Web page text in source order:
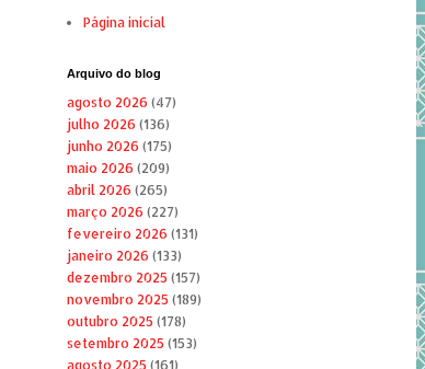
Página inicial
Arquivo do blog
agosto 2026 (47)
julho 2026 (136)
junho 2026 (175)
maio 2026 (209)
abril 2026 (265)
março 2026 (227)
fevereiro 2026 (131)
janeiro 2026 (133)
dezembro 2025 (157)
novembro 2025 (189)
outubro 2025 (178)
setembro 2025 (153)
agosto 2025 (161)